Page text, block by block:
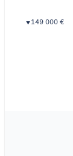
▼ 149 000 €